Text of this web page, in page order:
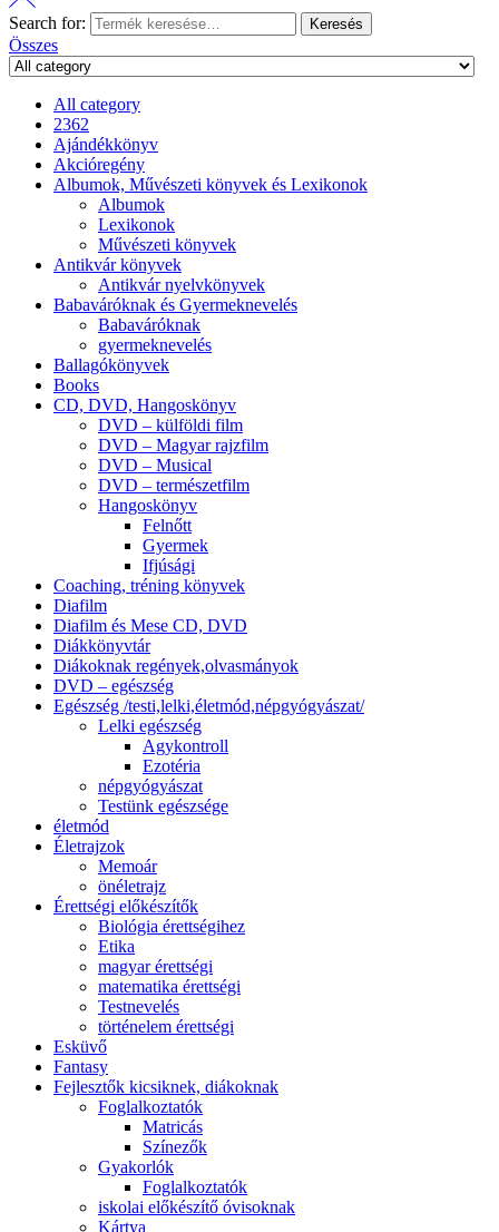
Search for: Keresés
Összes
All category
2362
Ajándékkönyv
Akcióregény
Albumok, Művészeti könyvek és Lexikonok
Albumok
Lexikonok
Művészeti könyvek
Antikvár könyvek
Antikvár nyelvkönyvek
Babaváróknak és Gyermeknevelés
Babaváróknak
gyermeknevelés
Ballagókönyvek
Books
CD, DVD, Hangoskönyv
DVD – külföldi film
DVD – Magyar rajzfilm
DVD – Musical
DVD – természetfilm
Hangoskönyv
Felnőtt
Gyermek
Ifjúsági
Coaching, tréning könyvek
Diafilm
Diafilm és Mese CD, DVD
Diákkönyvtár
Diákoknak regények,olvasmányok
DVD – egészség
Egészség /testi,lelki,életmód,népgyógyászat/
Lelki egészség
Agykontroll
Ezotéria
népgyógyászat
Testünk egészsége
életmód
Életrajzok
Memoár
önéletrajz
Érettségi előkészítők
Biológia érettségihez
Etika
magyar érettségi
matematika érettségi
Testnevelés
történelem érettségi
Esküvő
Fantasy
Fejlesztők kicsiknek, diákoknak
Foglalkoztatók
Matricás
Színezők
Gyakorlók
Foglalkoztatók
iskolai előkészítő óvisoknak
Kártya